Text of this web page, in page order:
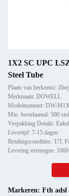
1X2 SC UPC
Steel Tube
Plaats van herkomst:
Merknaam: DOWELL
Modelnummer: DW-
Min. bestelaantal: 500
Verpakking Details:
Levertijd: 7-15 dagen
Betalingscondities: T/T,
Levering vermogen:
Markeren: Fth adsl